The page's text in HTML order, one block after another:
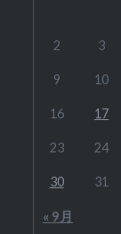
« 9月
2 3
9 10
16 17
23 24
30 31